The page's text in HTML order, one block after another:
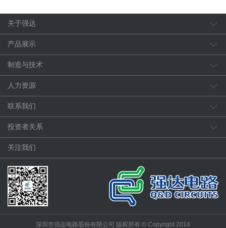
关于强达
产品展示
制造与技术
人力资源
联系我们
投资者关系
关注我们
深圳市强达电路股份有限公司 版权所有 © Copyright 2014